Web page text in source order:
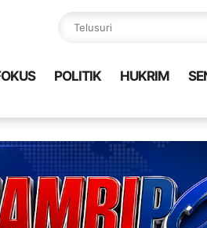
POLITIK HUKRIM